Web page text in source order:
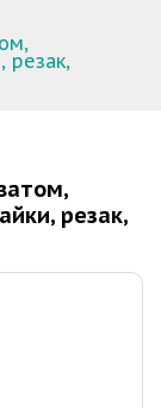
резак,
резак,